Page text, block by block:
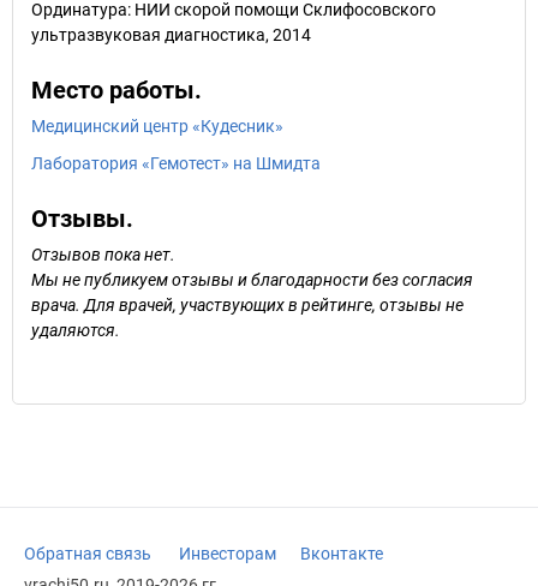
Ординатура: НИИ скорой помощи Склифосовского
ультразвуковая диагностика, 2014
Место работы.
Медицинский центр «Кудесник»
Лаборатория «Гемотест» на Шмидта
Отзывы.
Отзывов пока нет.
Мы не публикуем отзывы и благодарности без согласия
врача. Для врачей, участвующих в рейтинге, отзывы не
удаляются.
Обратная связь Инвесторам
Вконтакте